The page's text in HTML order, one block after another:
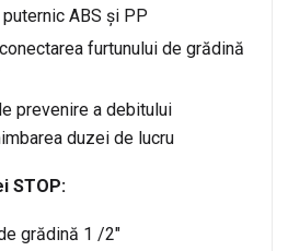
ABS și PP
furtunului de grădină
prevenire a debitului
duzei de lucru
STOP:
grădină 1 /2″